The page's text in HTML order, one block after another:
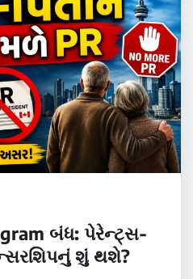
બંધ: પેરેન્ટ્સ-
શું થશે?